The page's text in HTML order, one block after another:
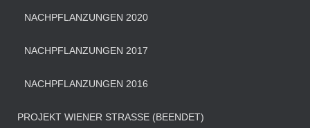
NACHPFLANZUNGEN 2020
NACHPFLANZUNGEN 2017
NACHPFLANZUNGEN 2016
PROJEKT WIENER STRASSE (BEENDET)